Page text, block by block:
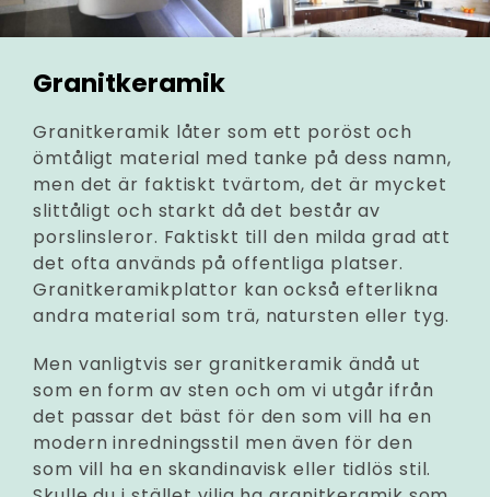
Granitkeramik
Granitkeramik låter som ett poröst och
ömtåligt material med tanke på dess namn,
men det är faktiskt tvärtom, det är mycket
slittåligt och starkt då det består av
porslinsleror. Faktiskt till den milda grad att
det ofta används på offentliga platser.
Granitkeramikplattor kan också efterlikna
andra material som trä, natursten eller tyg.
Men vanligtvis ser granitkeramik ändå ut
som en form av sten och om vi utgår ifrån
det passar det bäst för den som vill ha en
modern inredningsstil men även för den
som vill ha en skandinavisk eller tidlös stil.